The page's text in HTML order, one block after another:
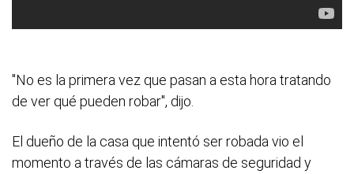
"No es la primera vez que pasan a esta hora tratando
de ver qué pueden robar", dijo.
El dueño de la casa que intentó ser robada vio el
momento a través de las cámaras de seguridad y